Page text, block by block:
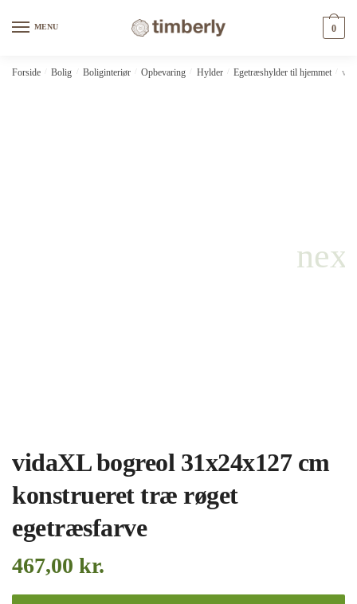
MENU 0
Forside Bolig Boliginteriør Opbevaring Hylder Egetræshylder til hjemmet
vidaXL bogreol 31x24x127 cm
konstrueret træ røget
egetræsfarve
467,00 kr.